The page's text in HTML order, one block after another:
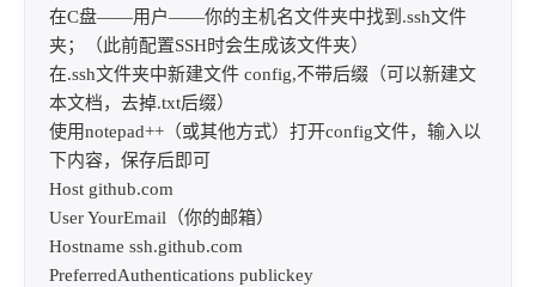
在C盘——用户——你的主机名文件夹中找到.ssh文件
夹；（此前配置SSH时会生成该文件夹）
在.ssh文件夹中新建文件 config,不带后缀（可以新建文
本文档，去掉.txt后缀）
使用notepad++（或其他方式）打开config文件，输入以
下内容，保存后即可
Host github.com
User YourEmail（你的邮箱）
Hostname ssh.github.com
PreferredAuthentications publickey